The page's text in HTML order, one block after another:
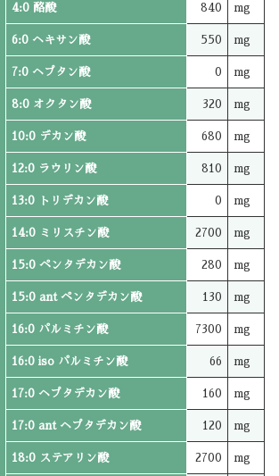
4:0 酪酸 840 mg
6:0 ヘキサン酸 550 mg
7:0 ヘプタン酸 0 mg
8:0 オクタン酸 320 mg
10:0 デカン酸 680 mg
12:0 ラウリン酸 810 mg
13:0 トリデカン酸 0 mg
14:0 ミリスチン酸 2700 mg
15:0 ペンタデカン酸 280 mg
15:0 ant ペンタデカン酸 130 mg
16:0 パルミチン酸 7300 mg
16:0 iso パルミチン酸 66 mg
17:0 ヘプタデカン酸 160 mg
17:0 ant ヘプタデカン酸 120 mg
18:0 ステアリン酸 2700 mg